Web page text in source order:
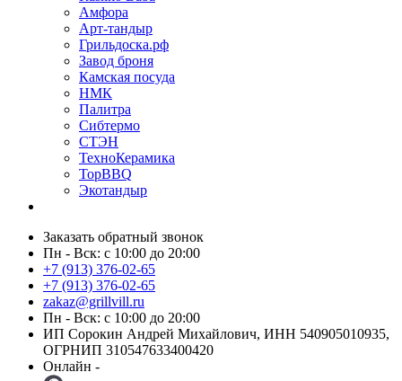
Амфора
Арт-тандыр
Грильдоска.рф
Завод броня
Камская посуда
НМК
Палитра
Сибтермо
СТЭН
ТехноКерамика
ТорBBQ
Экотандыр
Заказать обратный звонок
Пн - Вск: с 10:00 до 20:00
+7 (913) 376-02-65
+7 (913) 376-02-65
zakaz@grillvill.ru
Пн - Вск: с 10:00 до 20:00
ИП Сорокин Андрей Михайлович, ИНН 540905010935,
ОГРНИП 310547633400420
Онлайн -